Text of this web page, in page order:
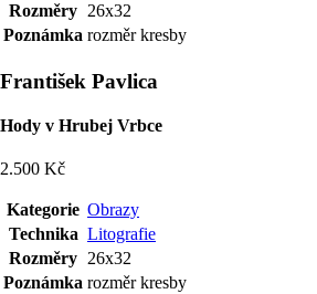
Rozměry 26x32
Poznámka rozměr kresby
František Pavlica
Hody v Hrubej Vrbce
2.500 Kč
Kategorie Obrazy
Technika Litografie
Rozměry 26x32
Poznámka rozměr kresby